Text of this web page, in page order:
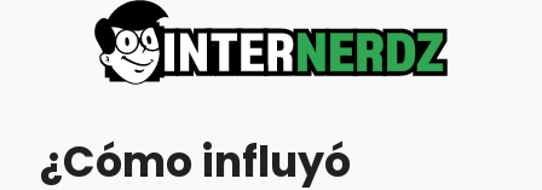
¿Cómo influyó